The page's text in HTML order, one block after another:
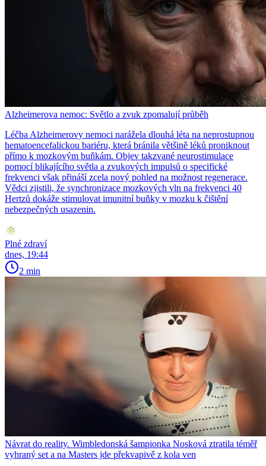
Alzheimerova nemoc: Světlo a zvuk zpomalují průběh
Léčba Alzheimerovy nemoci narážela dlouhá léta na neprostupnou
hematoencefalickou bariéru, která bránila většině léků proniknout
přímo k mozkovým buňkám. Objev takzvané neurostimulace
pomocí blikajícího světla a zvukových impulsů o specifické
frekvenci však přináší zcela nový pohled na možnost regenerace.
Vědci zjistili, že synchronizace mozkových vln na frekvenci 40
Hertzů dokáže stimulovat imunitní buňky v mozku k čištění
nebezpečných usazenin.
Plné zdraví
dnes, 19:44
2 min
Návrat do reality. Wimbledonská šampionka Nosková ztratila téměř
vyhraný set a na Masters jde překvapivě z kola ven